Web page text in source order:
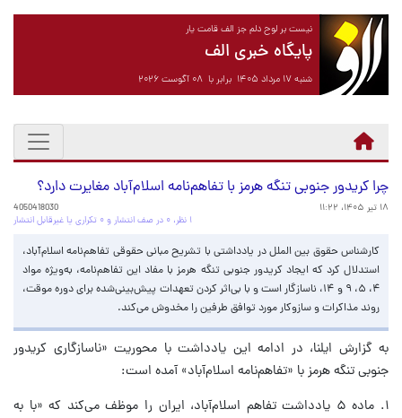
نیست بر لوح دلم جز الف قامت یار
پایگاه خبری الف
شنبه ۱۷ مرداد ۱۴۰۵ برابر با ۰۸ آگوست ۲۰۲۶
چرا کریدور جنوبی تنگه هرمز با تفاهم‌نامه اسلام‌آباد مغایرت دارد؟
۱۸ تیر ۱۴۰۵، ۱۱:۲۲
4050418030
۱ نظر، ۰ در صف انتشار و ۰ تکراری یا غیرقابل انتشار
کارشناس حقوق بین الملل در یادداشتی با تشریح مبانی حقوقی تفاهم‌نامه اسلام‌آباد،
استدلال کرد که ایجاد کریدور جنوبی تنگه هرمز با مفاد این تفاهم‌نامه، به‌ویژه مواد
۴، ۵، ۹ و ۱۴، ناسازگار است و با بی‌اثر کردن تعهدات پیش‌بینی‌شده برای دوره موقت،
روند مذاکرات و سازوکار مورد توافق طرفین را مخدوش می‌کند.
به گزارش ایلنا، در ادامه این یادداشت با محوریت «ناسازگاری کریدور
جنوبی تنگه هرمز با «تفاهم‌نامه اسلام‌آباد» آمده است:
۱. ماده ۵ یادداشت تفاهم اسلام‌آباد، ایران را موظف می‌کند که «با به‌